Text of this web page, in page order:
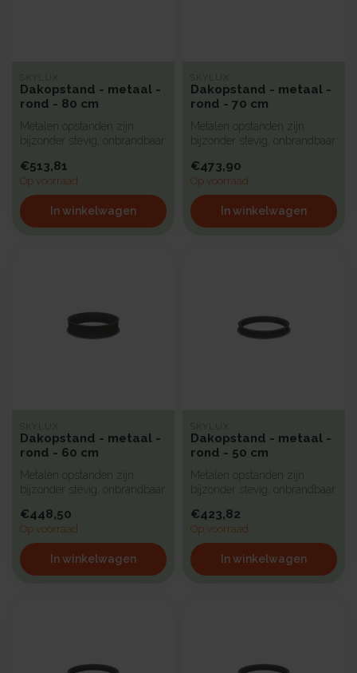
SKYLUX
Dakopstand - metaal -
rond - 80 cm
Metalen opstanden zijn
bijzonder stevig, onbrandbaar
€513,81
Op voorraad
In winkelwagen
SKYLUX
Dakopstand - metaal -
rond - 70 cm
Metalen opstanden zijn
bijzonder stevig, onbrandbaar
€473,90
Op voorraad
In winkelwagen
SKYLUX
Dakopstand - metaal -
rond - 60 cm
Metalen opstanden zijn
bijzonder stevig, onbrandbaar
€448,50
Op voorraad
In winkelwagen
SKYLUX
Dakopstand - metaal -
rond - 50 cm
Metalen opstanden zijn
bijzonder stevig, onbrandbaar
€423,82
Op voorraad
In winkelwagen